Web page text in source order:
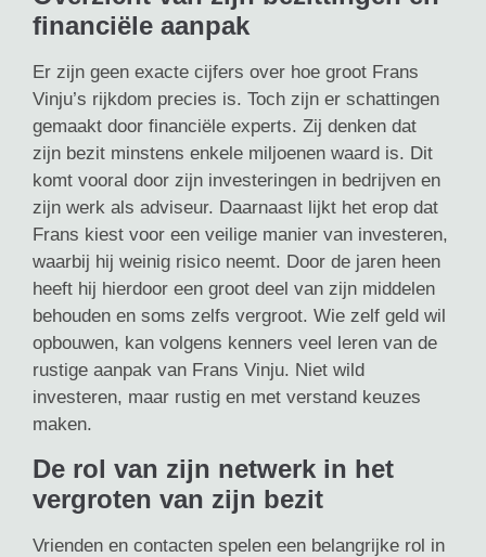
financiële aanpak
Er zijn geen exacte cijfers over hoe groot Frans
Vinju’s rijkdom precies is. Toch zijn er schattingen
gemaakt door financiële experts. Zij denken dat
zijn bezit minstens enkele miljoenen waard is. Dit
komt vooral door zijn investeringen in bedrijven en
zijn werk als adviseur. Daarnaast lijkt het erop dat
Frans kiest voor een veilige manier van investeren,
waarbij hij weinig risico neemt. Door de jaren heen
heeft hij hierdoor een groot deel van zijn middelen
behouden en soms zelfs vergroot. Wie zelf geld wil
opbouwen, kan volgens kenners veel leren van de
rustige aanpak van Frans Vinju. Niet wild
investeren, maar rustig en met verstand keuzes
maken.
De rol van zijn netwerk in het
vergroten van zijn bezit
Vrienden en contacten spelen een belangrijke rol in